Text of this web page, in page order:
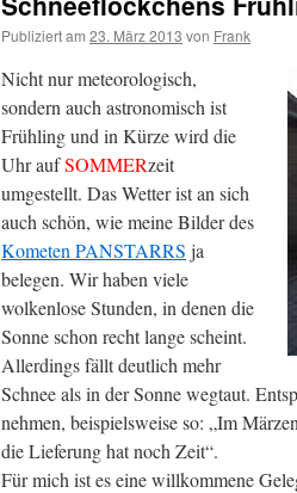
Publiziert am 23. März 2013 von Frank
Nicht nur meteorologisch,
sondern auch astronomisch ist
Frühling und in Kürze wird die
Uhr aufSOMMERzeit
umgestellt. Das Wetter ist an sich
auch schön, wie meine Bilder des
Kometen PANSTARRS ja
belegen. Wir haben viele
wolkenlose Stunden, in denen die
Sonne schon recht lange scheint.
Allerdings fällt deutlich mehr
Schnee als in der Sonne wegtaut.
nehmen, beispielsweise so: „Im
die Lieferung hat noch Zeit“.
Für mich ist es eine willkommene